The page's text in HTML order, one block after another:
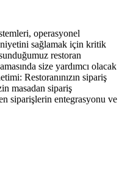
operasyonel
sağlamak için kritik
restoran
size yardımcı olacak
Restoranınızın sipariş
masadan sipariş
siparişlerin entegrasyonu ve